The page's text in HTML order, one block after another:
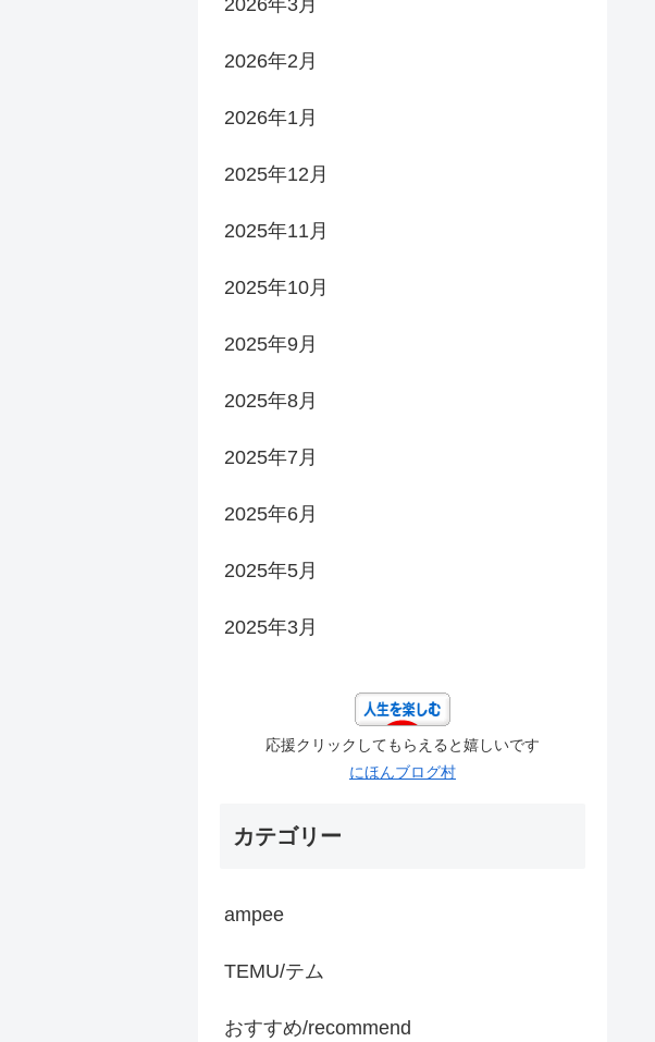
2026年3月
2026年2月
2026年1月
2025年12月
2025年11月
2025年10月
2025年9月
2025年8月
2025年7月
2025年6月
2025年5月
2025年3月
応援クリックしてもらえると嬉しいです
にほんブログ村
カテゴリー
ampee
TEMU/テム
おすすめ/recommend